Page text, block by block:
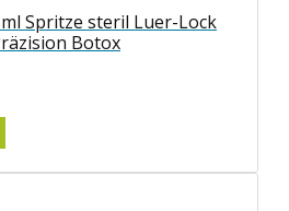
Spritze steril Luer-Lock
Botox